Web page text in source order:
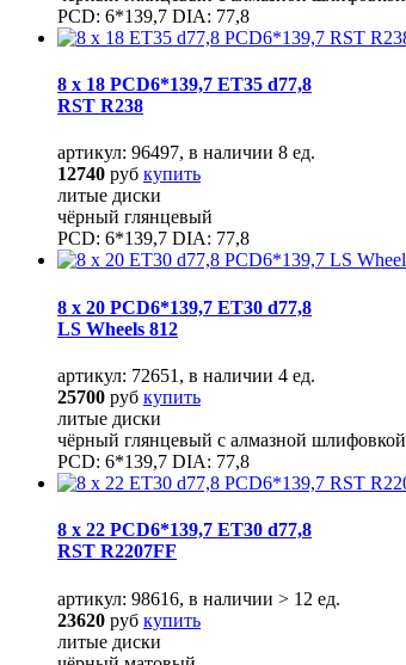
PCD: 6*139,7 DIA: 77,8
8 x 18 PCD6*139,7 ET35 d77,8
RST R238
артикул: 96497, в наличии 8 ед.
12740 руб купить
литые диски
чёрный глянцевый
PCD: 6*139,7 DIA: 77,8
8 x 20 PCD6*139,7 ET30 d77,8
LS Wheels 812
артикул: 72651, в наличии 4 ед.
25700 руб купить
литые диски
чёрный глянцевый с алмазной шлифовкой
PCD: 6*139,7 DIA: 77,8
8 x 22 PCD6*139,7 ET30 d77,8
RST R2207FF
артикул: 98616, в наличии > 12 ед.
23620 руб купить
литые диски